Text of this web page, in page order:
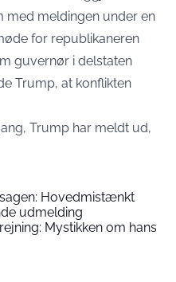
med meldingen under en
for republikaneren
guvernør i delstaten
Trump, at konflikten
Trump har meldt ud,
Hovedmistænkt
udmelding
Mystikken om hans